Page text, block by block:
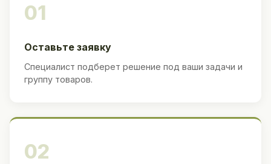
01
Оставьте заявку
Специалист подберет решение под ваши задачи и
группу товаров.
02